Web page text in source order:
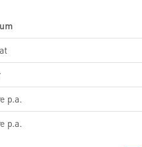
p.a.
p.a.